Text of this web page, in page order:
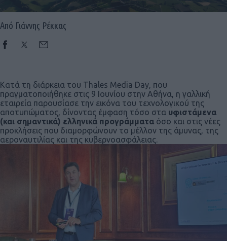
Από Γιάννης Ρέκκας
Κατά τη διάρκεια του Thales Media Day, που
πραγματοποιήθηκε στις 9 Ιουνίου στην Αθήνα, η γαλλική
εταιρεία παρουσίασε την εικόνα του τεχνολογικού της
αποτυπώματος, δίνοντας έμφαση τόσο στα υφιστάμενα
(και σημαντικά) ελληνικά προγράμματα όσο και στις νέες
προκλήσεις που διαμορφώνουν το μέλλον της άμυνας, της
αεροναυτιλίας και της κυβερνοασφάλειας.